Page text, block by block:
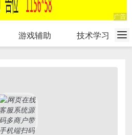
游戏辅助 技术学习